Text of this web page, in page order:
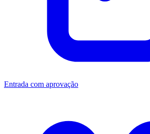
Entrada com aprovação